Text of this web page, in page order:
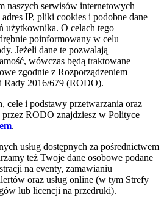
naszych serwisów internetowych
IP, pliki cookies i podobne dane
użytkownika. O celach tego
poinformowany w celu
Jeżeli dane te pozwalają
wówczas będą traktowane
zgodnie z Rozporządzeniem
Rady 2016/679 (RODO).
cele i podstawy przetwarzania oraz
RODO znajdziesz w Polityce
.
usług dostępnych za pośrednictwem
też Twoje dane osobowe podane
na eventy, zamawianiu
oraz usług online (w tym Strefy
lub licencji na przedruki).